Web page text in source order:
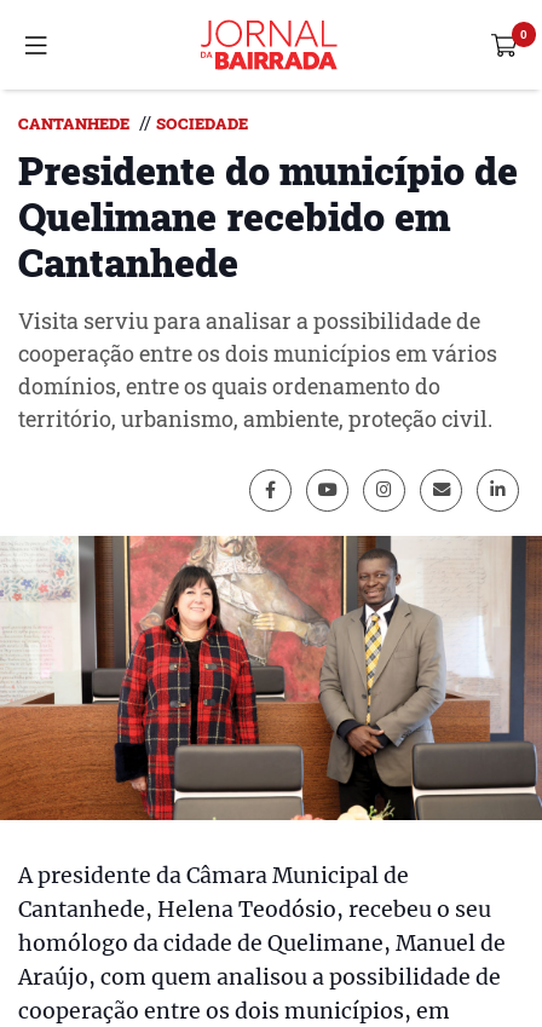
CANTANHEDE // SOCIEDADE
Presidente do município de
Quelimane recebido em
Cantanhede
Visita serviu para analisar a possibilidade de
cooperação entre os dois municípios em vários
domínios, entre os quais ordenamento do
território, urbanismo, ambiente, proteção civil.
A presidente da Câmara Municipal de
Cantanhede, Helena Teodósio, recebeu o seu
homólogo da cidade de Quelimane, Manuel de
Araújo, com quem analisou a possibilidade de
cooperação entre os dois municípios, em